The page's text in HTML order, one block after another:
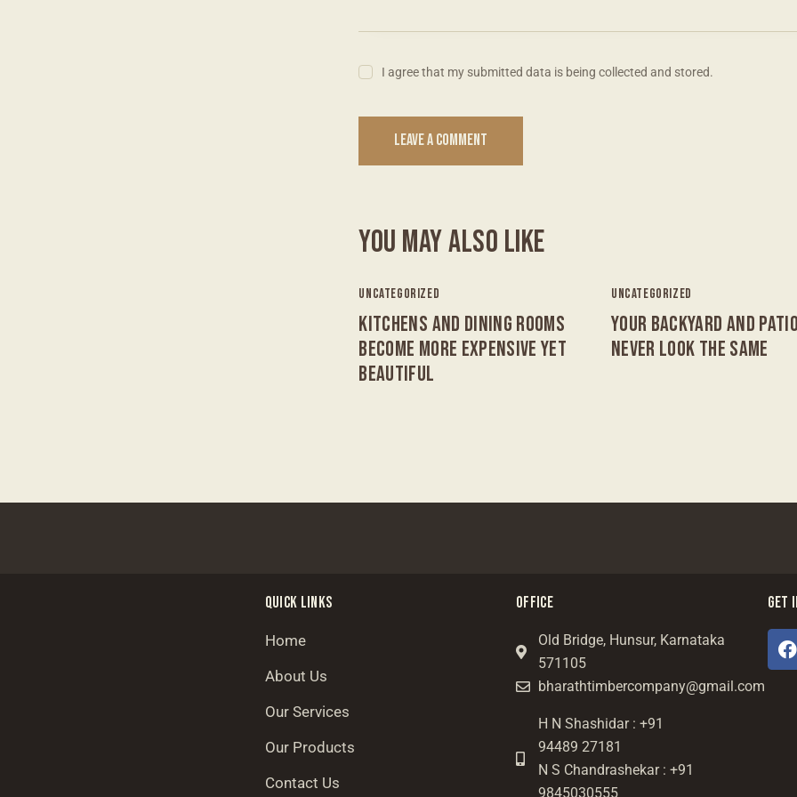
I agree that my submitted data is being collected and stored.
YOU MAY ALSO LIKE
UNCATEGORIZED
KITCHENS AND DINING ROOMS
BECOME MORE EXPENSIVE YET
BEAUTIFUL
UNCATEGORIZED
YOUR BACKYARD AND
NEVER LOOK THE SAME
QUICK LINKS
Home
About Us
Our Services
Our Products
Contact Us
OFFICE
Old Bridge, Hunsur, Karnataka
571105
bharathtimbercompany@gmail.com
H N Shashidar : +91
94489 27181
N S Chandrashekar : +91
9845030555
GET